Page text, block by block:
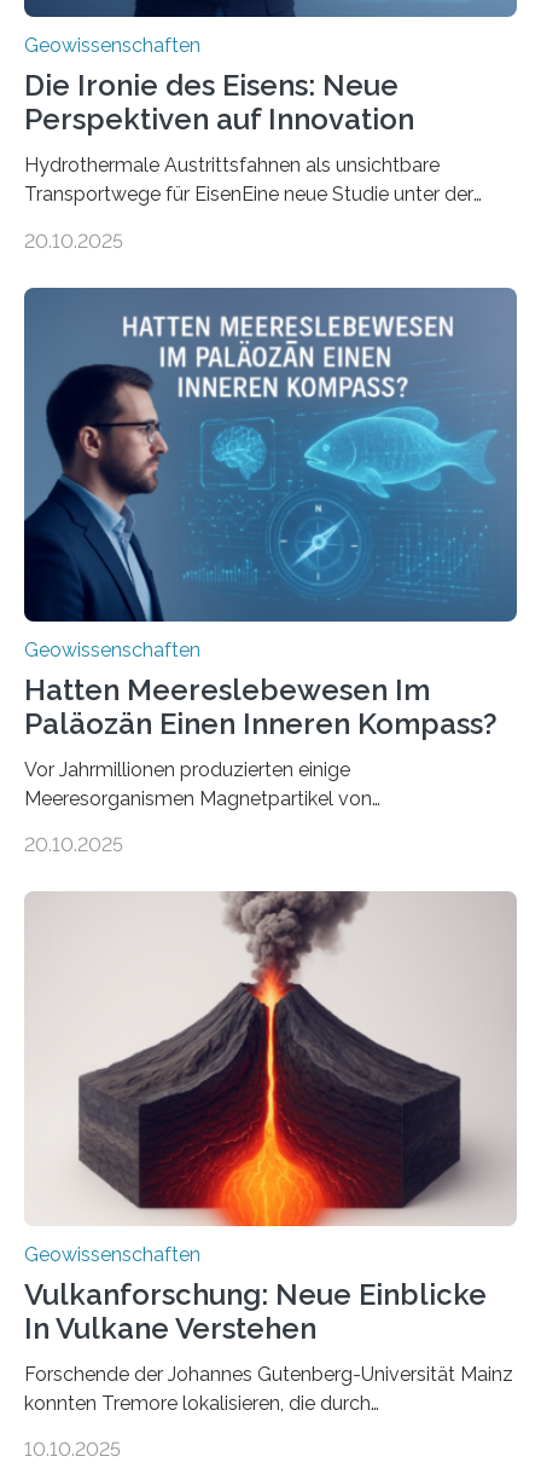
Geowissenschaften
Die Ironie des Eisens: Neue
Perspektiven auf Innovation
Hydrothermale Austrittsfahnen als unsichtbare
Transportwege für EisenEine neue Studie unter der
Umweltwissenschaften der Universität Bremen –
Stoffkreislauf im Ozean prägen. Die Überblicksstudie
mit dem Titel „Iron’s Irony“ ist in Communications Earth
& Environment erschienen. Die Studie fasst bestehende
Forschungsergebnisse zusammen und interpretiert sie
neu, um zu erklären, wie Eisen, das aus hydrothermalen
Systemen freigesetzt wird, über ganze Ozeanbecken
transportiert werden kann. „Das…
20.10.2025
Geowissenschaften
Hatten Meereslebewesen Im
Paläozän Einen Inneren Kompass?
Vor Jahrmillionen produzierten einige
Meeresorganismen Magnetpartikel von
Sedimenten zu finden sind. Nun ist es einem
Domänen auf einem dieser „Riesenmagnetfossilien” mit
einer raffinierten Methode an der Diamond-
Röntgenquelle zu kartieren. Ihre Analyse zeigt, dass
diese Partikel es den Organismen ermöglicht haben
könnten, winzige Schwankungen sowohl in der
Richtung als auch in der Intensität des Erdmagnetfelds
wahrzunehmen. Dadurch konnten sie sich verorten und
über den Ozean navigieren. Vor einigen Jahren…
20.10.2025
Geowissenschaften
Vulkanforschung: Neue Einblicke
In Vulkane Verstehen
Forschende der Johannes Gutenberg-Universität Mainz
konnten Tremore lokalisieren, die durch
Vulkan? Was passiert in der Erde darunter? Wo
10.10.2025